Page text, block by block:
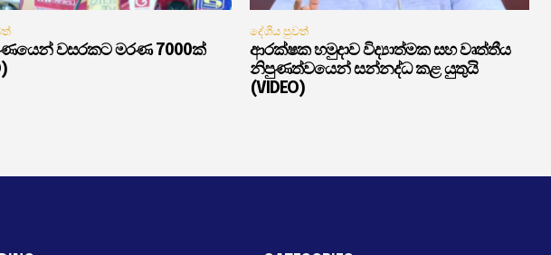
වසරකට මරණ 7000ක්
දේශීය පුවත්
ආරක්ෂක හමුදාව විද්‍යාත්මක සහ වෘත්තීය
නිපුණත්වයෙන් සන්නද්ධ කළ යුතුයි
(VIDEO)